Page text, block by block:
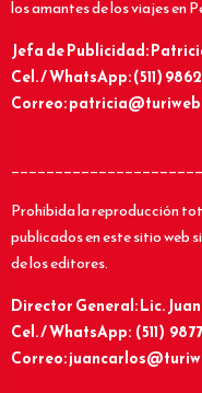
los amantes de los viajes en
Jefa de Publicidad:
Cel. / WhatsApp: (511)
Correo:
Prohibida la reproducción
publicados en este sitio web
de los editores.
Director General: Lic.
Cel. / WhatsApp: (511)
Correo: